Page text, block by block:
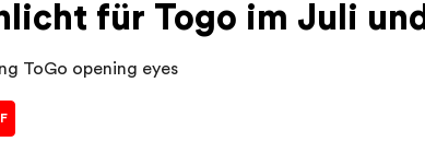
für Togo im Juli
ToGo opening eyes